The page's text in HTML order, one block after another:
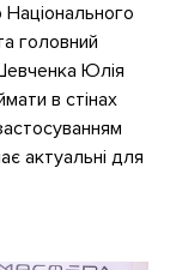
головний
Юлія
в стінах
актуальні для